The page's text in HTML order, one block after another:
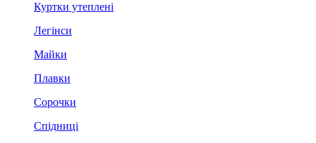
Куртки утеплені
Легінси
Майки
Плавки
Сорочки
Спідниці